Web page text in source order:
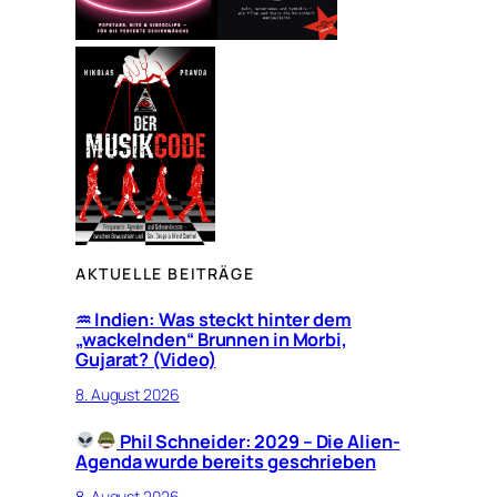
AKTUELLE BEITRÄGE
♒︎ Indien: Was steckt hinter dem
„wackelnden“ Brunnen in Morbi,
Gujarat? (Video)
8. August 2026
Phil Schneider: 2029 – Die Alien-
Agenda wurde bereits geschrieben